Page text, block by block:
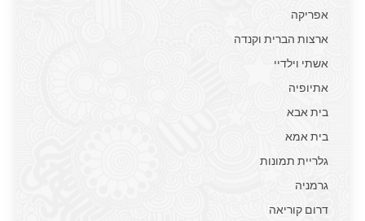
אפריקה
ארצות הברית וקנדה
אשתי וילדיי
אתיופיה
בית אבא
בית אמא
גלריית תמונות
גרמניה
דרום קוריאה